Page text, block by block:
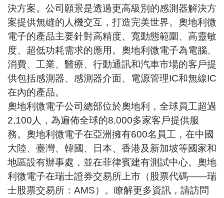
決方案。公司願景是透過更高級別的感測器解決方
案提供無縫的人機交互，打造完美世界。奧地利微
電子的產品主要針對高精度、寬動態範圍、高靈敏
度、超低功耗需求的應用。奧地利微電子為電腦、
消費、工業、醫療、行動通訊和汽車市場的客戶提
供包括感測器、感測器介面、電源管理IC和無線IC
在內的產品。
奧地利微電子公司總部位於奧地利，全球員工超過
2,100人，為遍佈全球的8,000多家客戶提供服
務。奧地利微電子在亞洲擁有600名員工，在中國
大陸、臺灣、韓國、日本、香港及新加坡等國家和
地區設有辦事處，並在菲律賓建有測試中心。奧地
利微電子在瑞士證券交易所上市（股票代碼——瑞
士股票交易所：AMS）。瞭解更多資訊，請訪問